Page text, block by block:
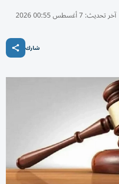
آخر تحديث:7 أغسطس 00:55 2026
شارك